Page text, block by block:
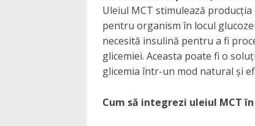
Uleiul MCT stimulează
pentru organism în locul
necesită insulină pentru a fi
glicemiei. Aceasta poate fi o
glicemia într-un mod natural și
Cum să integrezi uleiul MCT